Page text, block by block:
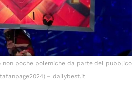
non poche polemiche da parte del pubblico
– dailybest.it